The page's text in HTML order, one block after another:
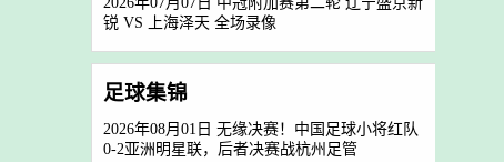
锐 VS 上海泽天 全场录像
足球集锦
2026年08月01日 无缘决赛！中国足球小将红队
0-2亚洲明星联，后者决赛战杭州足管